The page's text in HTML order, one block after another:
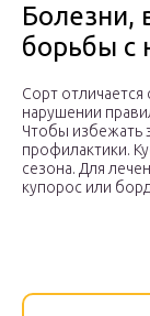
Болезни,
борьбы с
Сорт
нарушении
Чтобы избежать
профилактики.
сезона. Для
купорос или